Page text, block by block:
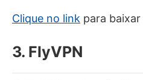
Clique no link para
3. FlyVPN